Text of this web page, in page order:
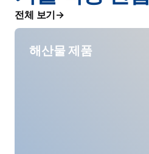
전체 보기
해산물 제품